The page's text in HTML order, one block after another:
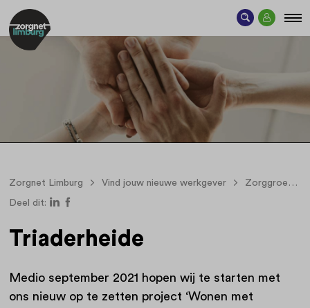
Zorgnet Limburg Vind jouw nieuwe werkgever Zorggroep Triade
Deel dit:
Triaderheide
Medio september 2021 hopen wij te starten met
ons nieuw op te zetten project ‘Wonen met